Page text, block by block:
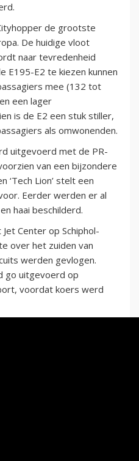
de grootste
De huidige vloot
naar tevredenheid
E195-E2 te kiezen kunnen
mee (132 tot
een lager
is de E2 een stuk stiller,
als omwonenden.
uitgevoerd met de PR-
van een bijzondere
‘Tech Lion’ stelt een
Eerder werden er al
haai beschilderd.
Center op Schiphol-
over het zuiden van
werden gevlogen.
go uitgevoerd op
voordat koers werd